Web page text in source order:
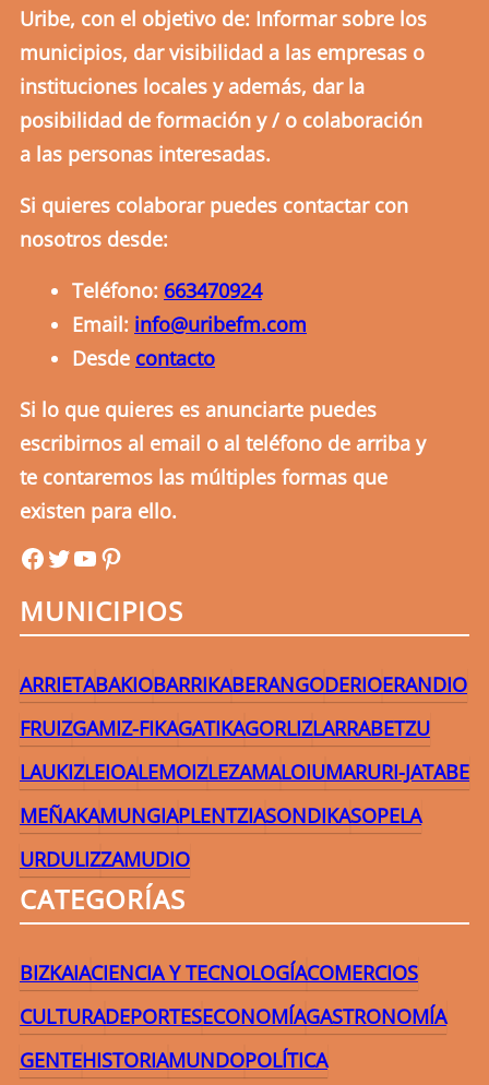
Uribe, con el objetivo de: Informar sobre los
municipios, dar visibilidad a las empresas o
instituciones locales y además, dar la
posibilidad de formación y / o colaboración
a las personas interesadas.
Si quieres colaborar puedes contactar con
nosotros desde:
Teléfono: 663470924
Email: info@uribefm.com
Desde contacto
Si lo que quieres es anunciarte puedes
escribirnos al email o al teléfono de arriba y
te contaremos las múltiples formas que
existen para ello.
uribefmuribefmYouTube Pinterest
MUNICIPIOS
ARRIETABAKIOBARRIKABERANGODERIOERANDIO
FRUIZGAMIZ-FIKAGATIKAGORLIZLARRABETZU
LAUKIZLEIOALEMOIZLEZAMALOIUMARURI-JATABE
MEÑAKAMUNGIAPLENTZIASONDIKASOPELA
URDULIZZAMUDIO
CATEGORÍAS
BIZKAIACIENCIA Y TECNOLOGÍACOMERCIOS
CULTURADEPORTESECONOMÍAGASTRONOMÍA
GENTEHISTORIAMUNDOPOLÍTICA